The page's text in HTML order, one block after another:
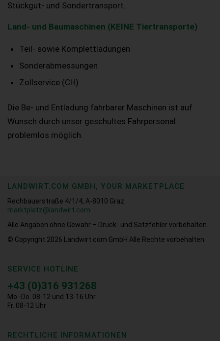
Stückgut- und Sondertransport.
Land- und Baumaschinen (KEINE Tiertransporte)
Teil- sowie Komplettladungen
Sonderabmessungen
Zollservice (CH)
Die Be- und Entladung fahrbarer Maschinen ist auf
Wunsch durch unser geschultes Fahrpersonal
problemlos möglich.
LANDWIRT.COM GMBH, YOUR MARKETPLACE
Rechbauerstraße 4/1/4, A-8010 Graz
marktplatz@landwirt.com
Alle Angaben ohne Gewähr – Druck- und Satzfehler vorbehalten.
© Copyright 2026
Landwirt.com GmbH Alle Rechte vorbehalten.
SERVICE HOTLINE
+43 (0)316 931268
Mo.-Do. 08-12 und 13-16 Uhr
Fr. 08-12 Uhr
RECHTLICHE INFORMATIONEN